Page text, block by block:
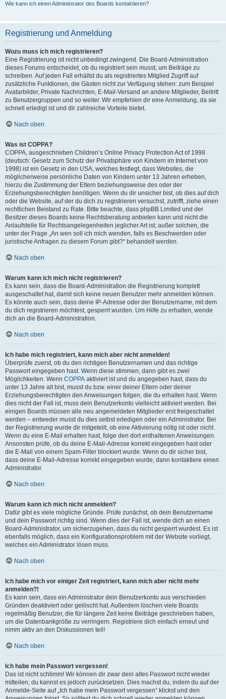
Wie kann ich einen Administrator des Boards kontaktieren?
Registrierung und Anmeldung
Wozu muss ich mich registrieren?
Eine Registrierung ist nicht unbedingt zwingend. Die Board-Administration
dieses Forums entscheidet, ob du registriert sein musst, um Beiträge zu
schreiben. Auf jeden Fall erhältst du als registriertes Mitglied Zugriff auf
zusätzliche Funktionen, die Gästen nicht zur Verfügung stehen: zum Beispiel
Avatarbilder, Private Nachrichten, E-Mail-Versand an andere Mitglieder, Beitritt
zu Benutzergruppen und so weiter. Wir empfehlen dir eine Anmeldung, da sie
schnell erledigt ist und dir zahlreiche Vorteile bietet.
Nach oben
Was ist COPPA?
COPPA, ausgeschrieben Children’s Online Privacy Protection Act of 1998
(deutsch: Gesetz zum Schutz der Privatsphäre von Kindern im Internet von
1998) ist ein Gesetz in den USA, welches festlegt, dass Websites, die
möglicherweise persönliche Daten von Kindern unter 13 Jahren erheben,
hierzu die Zustimmung der Eltern beziehungsweise des oder der
Erziehungsberechtigten benötigen. Wenn du dir unsicher bist, ob dies auf dich
oder die Website, auf der du dich zu registrieren versuchst, zutrifft, ziehe einen
rechtlichen Beistand zu Rate. Bitte beachte, dass phpBB Limited und der
Besitzer dieses Boards keine Rechtsberatung anbieten kann und nicht die
Anlaufstelle für Rechtsangelegenheiten jeglicher Art ist; außer solchen, die
unter der Frage „An wen soll ich mich wenden, falls es Beschwerden oder
juristische Anfragen zu diesem Forum gibt?“ behandelt werden.
Nach oben
Warum kann ich mich nicht registrieren?
Es kann sein, dass die Board-Administration die Registrierung komplett
ausgeschaltet hat, damit sich keine neuen Benutzer mehr anmelden können.
Es könnte auch sein, dass deine IP-Adresse oder der Benutzername, mit dem
du dich registrieren möchtest, gesperrt wurden. Um Hilfe zu erhalten, wende
dich an die Board-Administration.
Nach oben
Ich habe mich registriert, kann mich aber nicht anmelden!
Überprüfe zuerst, ob du den richtigen Benutzernamen und das richtige
Passwort eingegeben hast. Wenn diese stimmen, dann gibt es zwei
Möglichkeiten. Wenn COPPA aktiviert ist und du angegeben hast, dass du
unter 13 Jahre alt bist, musst du bzw. einer deiner Eltern oder deiner
Erziehungsberechtigten den Anweisungen folgen, die du erhalten hast. Wenn
dies nicht der Fall ist, muss dein Benutzerkonto vielleicht aktiviert werden. Bei
einigen Boards müssen alle neu angemeldeten Mitglieder erst freigeschaltet
werden – entweder musst du dies selbst erledigen oder ein Administrator. Bei
der Registrierung wurde dir mitgeteilt, ob eine Aktivierung nötig ist oder nicht.
Wenn du eine E-Mail erhalten hast, folge den dort enthaltenen Anweisungen.
Ansonsten prüfe, ob du deine E-Mail-Adresse korrekt eingegeben hast oder
die E-Mail von einem Spam-Filter blockiert wurde. Wenn du dir sicher bist,
dass deine E-Mail-Adresse korrekt eingegeben wurde, dann kontaktiere einen
Administrator.
Nach oben
Warum kann ich mich nicht anmelden?
Dafür gibt es viele mögliche Gründe. Prüfe zunächst, ob dein Benutzername
und dein Passwort richtig sind. Wenn dies der Fall ist, wende dich an einen
Board-Administrator, um sicherzugehen, dass du nicht gesperrt wurdest. Es ist
ebenfalls möglich, dass ein Konfigurationsproblem mit der Website vorliegt,
welches ein Administrator lösen muss.
Nach oben
Ich habe mich vor einiger Zeit registriert, kann mich aber nicht mehr
anmelden?!
Es kann sein, dass ein Administrator dein Benutzerkonto aus verschieden
Gründen deaktiviert oder gelöscht hat. Außerdem löschen viele Boards
regelmäßig Benutzer, die für längere Zeit keine Beiträge geschrieben haben,
um die Datenbankgröße zu verringern. Registriere dich einfach erneut und
nimm aktiv an den Diskussionen teil!
Nach oben
Ich habe mein Passwort vergessen!
Das ist nicht schlimm! Wir können dir zwar dein altes Passwort nicht wieder
mitteilen, du kannst es jedoch zurücksetzen. Dies machst du, indem du auf der
Anmelde-Seite auf „Ich habe mein Passwort vergessen“ klickst und den